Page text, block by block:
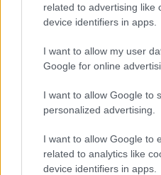
related to advertising like
device identifiers in apps.
I want to allow my user
Google for online
I want to allow Google to
personalized advertising.
I want to allow Google to
related to analytics like
device identifiers in apps.
Μουσική|23.05.2022 16:15
Η διεθνούς φήμης
Θεοδωρίδου σε ένα
στο θέατρο Βράχων
Στις 15 Ιουνίου,
τη Μεσόγειο ως τα